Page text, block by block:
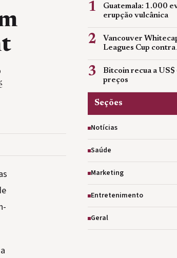
1
Guatemala: 1.000
erupção vulcânica
2
Vancouver
Leagues Cup
3
Bitcoin recua a
preços
Seções
Notícias
Saúde
Marketing
Entretenimento
Geral